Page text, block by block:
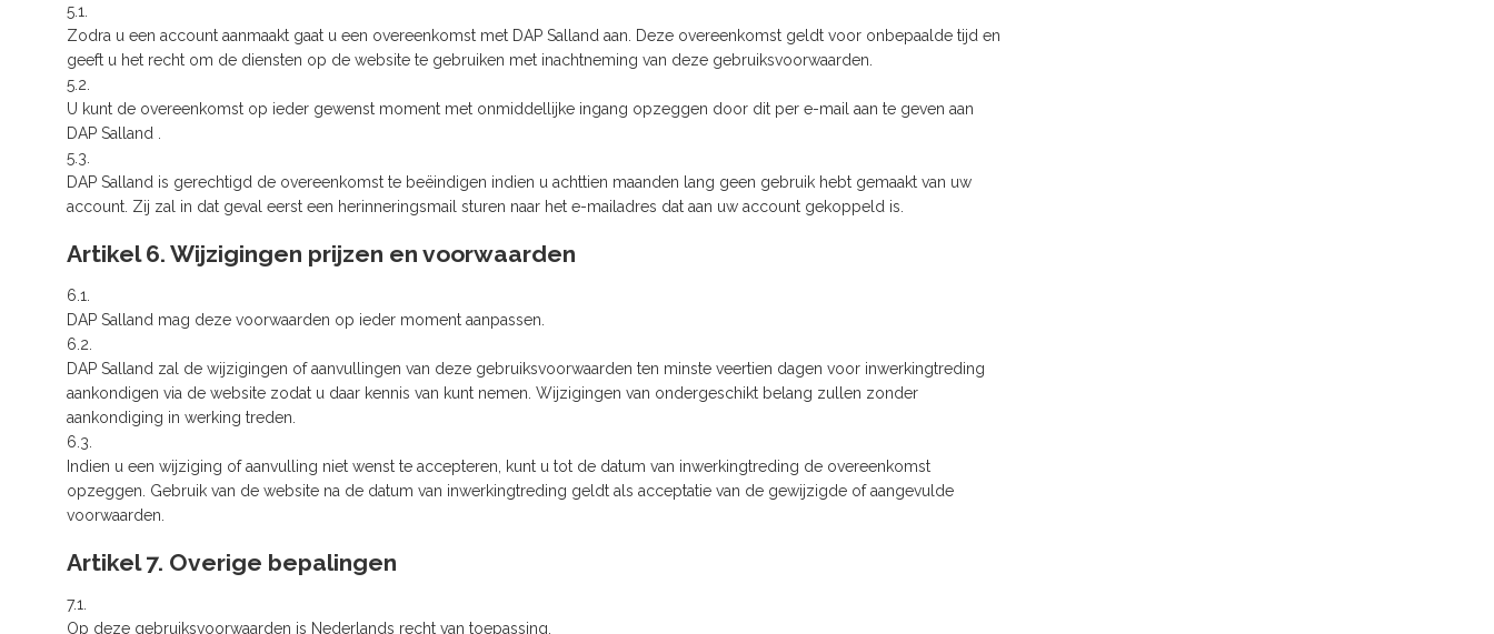
5.1.
Zodra u een account aanmaakt gaat u een overeenkomst met DAP Salland aan. Deze overeenkomst geldt voor onbepaalde tijd en
geeft u het recht om de diensten op de website te gebruiken met inachtneming van deze gebruiksvoorwaarden.
5.2.
U kunt de overeenkomst op ieder gewenst moment met onmiddellijke ingang opzeggen door dit per e-mail aan te geven aan
DAP Salland .
5.3.
DAP Salland is gerechtigd de overeenkomst te beëindigen indien u achttien maanden lang geen gebruik hebt gemaakt van uw
account. Zij zal in dat geval eerst een herinneringsmail sturen naar het e-mailadres dat aan uw account gekoppeld is.
Artikel 6. Wijzigingen prijzen en voorwaarden
6.1.
DAP Salland mag deze voorwaarden op ieder moment aanpassen.
6.2.
DAP Salland zal de wijzigingen of aanvullingen van deze gebruiksvoorwaarden ten minste veertien dagen voor inwerkingtreding
aankondigen via de website zodat u daar kennis van kunt nemen. Wijzigingen van ondergeschikt belang zullen zonder
aankondiging in werking treden.
6.3.
Indien u een wijziging of aanvulling niet wenst te accepteren, kunt u tot de datum van inwerkingtreding de overeenkomst
opzeggen. Gebruik van de website na de datum van inwerkingtreding geldt als acceptatie van de gewijzigde of aangevulde
voorwaarden.
Artikel 7. Overige bepalingen
7.1.
Op deze gebruiksvoorwaarden is Nederlands recht van toepassing.